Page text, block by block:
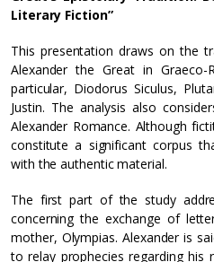
Literary Fiction”
This presentation draws on the
Alexander the Great in Graeco-
particular, Diodorus Siculus,
Justin. The analysis also
Alexander Romance. Although
constitute a significant corpus
with the authentic material.
The first part of the study
concerning the exchange of
mother, Olympias. Alexander is
to relay prophecies regarding